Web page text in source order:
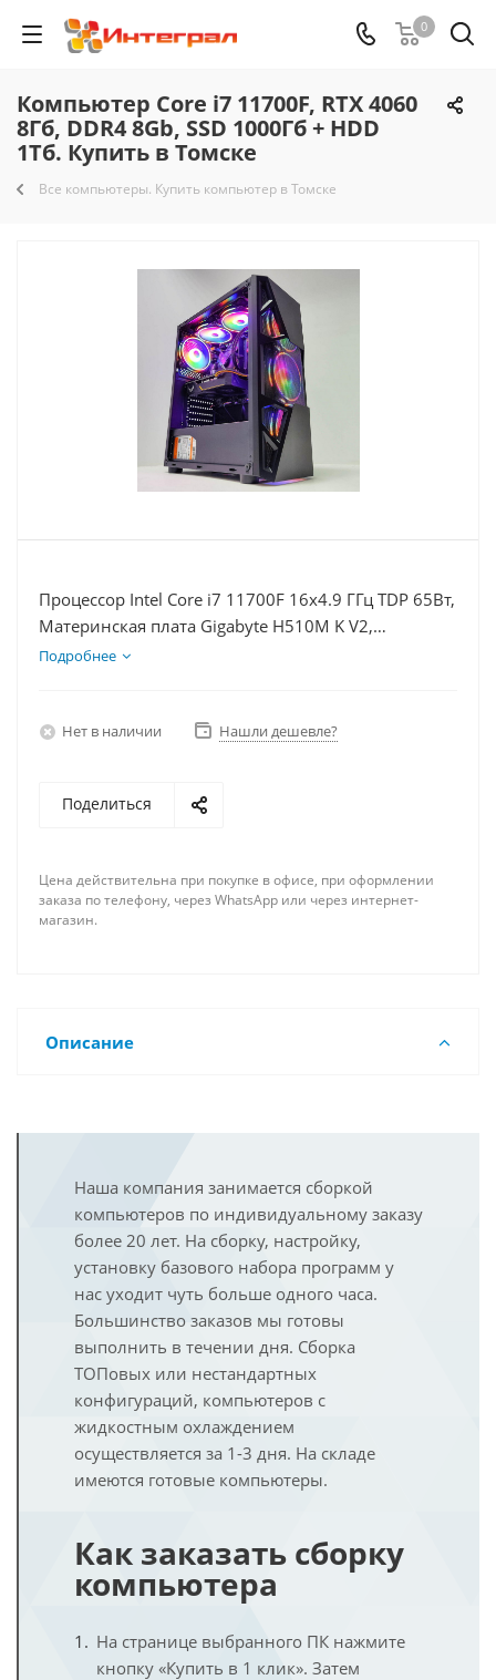
0
Компьютер Core i7 11700F, RTX 4060
8Гб, DDR4 8Gb, SSD 1000Гб + HDD
1Тб. Купить в Томске
Все компьютеры. Купить компьютер в Томске
Процессор Intel Core i7 11700F 16x4.9 ГГц TDP 65Вт,
Материнская плата Gigabyte H510M K V2,
Видеокарта RTX 4060 8Гб, Память DDR4 8Gb,
Подробнее
Нет в наличии Нашли дешевле?
Поделиться
Цена действительна при покупке в офисе, при оформлении
заказа по телефону, через WhatsApp или через интернет-
магазин.
Описание
Наша компания занимается сборкой
компьютеров по индивидуальному заказу
более 20 лет. На сборку, настройку,
установку базового набора программ у
нас уходит чуть больше одного часа.
Большинство заказов мы готовы
выполнить в течении дня. Сборка
ТОПовых или нестандартных
конфигураций, компьютеров с
жидкостным охлаждением
осуществляется за 1-3 дня. На складе
имеются готовые компьютеры.
Как заказать сборку
компьютера
На странице выбранного ПК нажмите
кнопку «Купить в 1 клик». Затем